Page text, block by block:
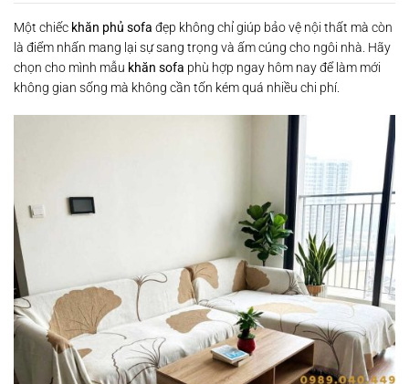
Một chiếc khăn phủ sofa đẹp không chỉ giúp bảo vệ nội thất mà còn
là điểm nhấn mang lại sự sang trọng và ấm cúng cho ngôi nhà. Hãy
chọn cho mình mẫu khăn sofa phù hợp ngay hôm nay để làm mới
không gian sống mà không cần tốn kém quá nhiều chi phí.